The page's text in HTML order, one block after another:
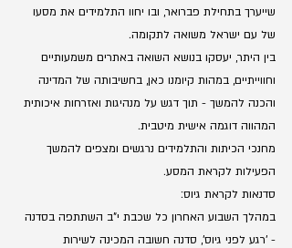
שייערך בתחילת פברואר, ובו יחוו התלמידים את מסעו
של עם ישראל משואה לתקומה.
בין היתר, יעסקו בנושא השואה באתרים משמעותיים
וחווייתיים, במהות קיומנו כאן, בחשיבותה של המדינה
והכנה להמשך - תוך דגש על מנהיגות ואזרחות איכותית
המהווה דוגמה אישית מיטבית.
מחנכי הכיתות והתלמידים נרגשים ומצפים להמשך
הפעילות לקראת המסע.
סדנאות לקראת גיוס:
במהלך השבוע האחרון כל שכבת י"ב השתתפה בסדנה
- 'רגע לפני גיוס', סדנה חשובה המכינה לשירות